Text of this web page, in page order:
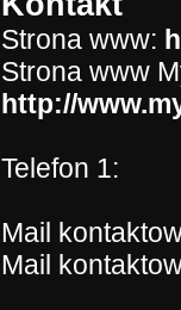
Strona www:
Strona www
http://
Telefon 1:
Mail
Mail